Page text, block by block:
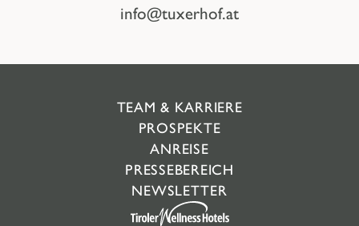
info@tuxerhof.at
TEAM & KARRIERE
PROSPEKTE
ANREISE
PRESSEBEREICH
NEWSLETTER